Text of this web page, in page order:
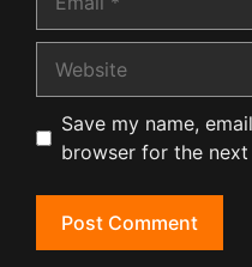
Save my name,
browser for the